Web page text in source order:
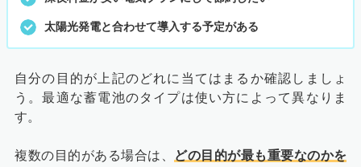
太陽光発電と合わせて導入する予定がある
自分の目的が上記のどれに当てはまるか確認しましょ
う。最適な蓄電池のタイプは使い方によって異なりま
す。
複数の目的がある場合は、
どの目的が最も重要なのかを